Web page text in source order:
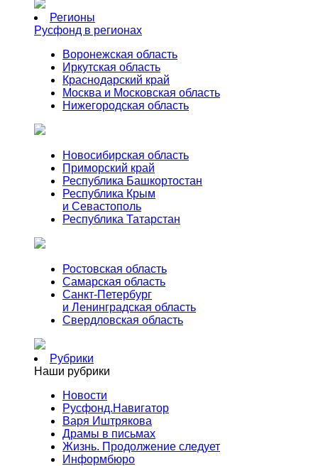
Регионы
Русфонд в регионах
Воронежская область
Иркутская область
Краснодарский край
Москва и Московская область
Нижегородская область
Новосибирская область
Приморский край
Республика Башкортостан
Республика Крым
и Севастополь
Республика Татарстан
Ростовская область
Самарская область
Санкт-Петербург
и Ленинградская область
Свердловская область
Рубрики
Наши рубрики
Новости
Русфонд.Навигатор
Варя Иштрякова
Драмы в письмах
Жизнь. Продолжение следует
Информбюро